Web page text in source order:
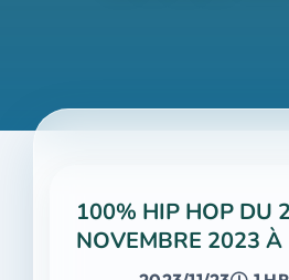
100% HIP HOP DU
NOVEMBRE 2023 À